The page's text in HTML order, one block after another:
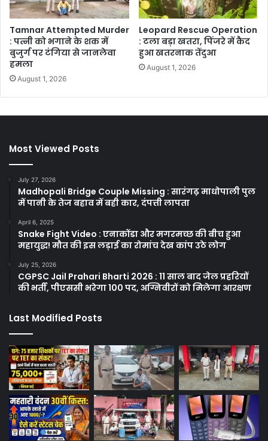
Tamnar Attempted Murder
: पत्नी को भगाने के शक में
बुजुर्ग पर टंगिया से जानलेवा
हमला
August 1, 2026
Leopard Rescue Operation
: टला बड़ा खतरा, पिंजरे में कैद
हुआ खतरनाक तेंदुआ
August 1, 2026
Most Viewed Posts
July 27, 2026
Madhopali Bridge Couple Missing : सारंगढ़ माधोपाली पुल
में पानी के तेज बहाव में बही कार, दंपत्ती लापता
April 6, 2025
Snake Fight Video : एनाकोंडा और मगरमच्छ की बीच हुआ
महायुद्ध! मौत की इस लड़ाई का रोमांच देख कांप उठे लोग
July 25, 2026
CGPSC Jail Prahari Bharti 2026 : 11 साल बाद जेल प्रहरियों
की भर्ती, पीएससी भरेगा 100 पद, अग्निवीरों को मिलेगा आरक्षण
Last Modified Posts